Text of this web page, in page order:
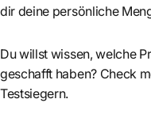
dir deine persönliche
Du willst wissen, welche
geschafft haben? Check
Testsiegern.